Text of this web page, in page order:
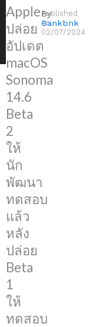
Apple
ปล่อย
อัปเดต
macOS
Sonoma
14.6
Beta
2
ให้
นัก
พัฒนา
ทดสอบ
แล้ว
หลัง
ปล่อย
Beta
1
ให้
ทดสอบ
By
Bankbnk
Published
on
02/07/2024
ช่วง
2
อาทิตย์
ที่
แล้ว
macOS
Sonoma
14.6
Beta
2
สำหรับ
macOS
Sonoma
14.6
Beta
2
Apple
ไม่